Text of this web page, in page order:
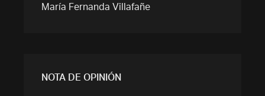
María Fernanda Villafañe
NOTA DE OPINIÓN